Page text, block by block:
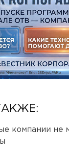
компании не